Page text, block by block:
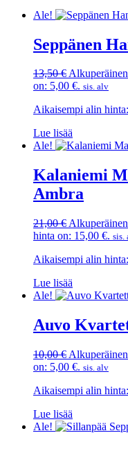
Ale!
Seppänen
13,50€
on: 5,00 €. sis. alv
Aikaisempi alin hinta:
Lue lisää
Ale!
Kalaniemi
Ambra
21,00€
hinta on: 15,00 €. sis.
Aikaisempi alin hinta:
Lue lisää
Ale!
Auvo
10,00€
on: 5,00 €. sis. alv
Aikaisempi alin hinta:
Lue lisää
Ale!